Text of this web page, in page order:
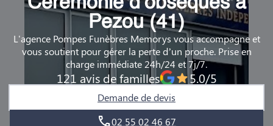
DEMANDE DE RENDEZ-VOUS EN AGENCE
QUI SOMMES-NOUS ?
NOUS REJOINDRE
Pezou (41)
L'agence Pompes Funèbres Memorys vous accompagne et
vous soutient pour gérer la perte d’un proche. Prise en
charge immédiate 24h/24 et 7j/7.
121 avis de familles 5.0/5
Demande de devis
02 55 02 46 67